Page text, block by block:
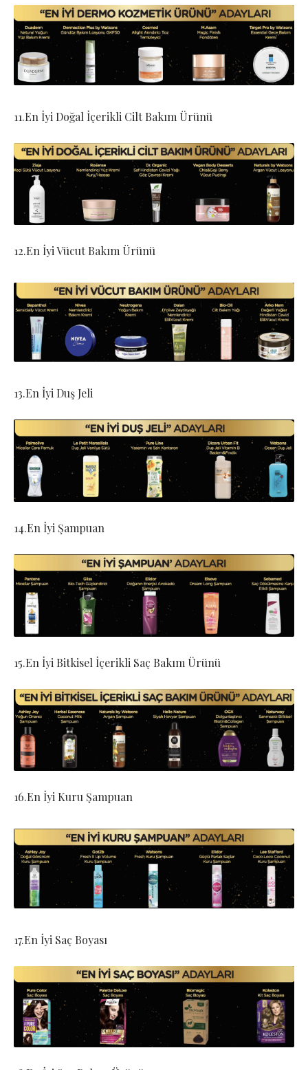
11.En İyi Doğal İçerikli Cilt Bakım Ürünü
12.En İyi Vücut Bakım Ürünü
13.En İyi Duş Jeli
14.En İyi Şampuan
15.En İyi Bitkisel İçerikli Saç Bakım Ürünü
16.En İyi Kuru Şampuan
17.En İyi Saç Boyası